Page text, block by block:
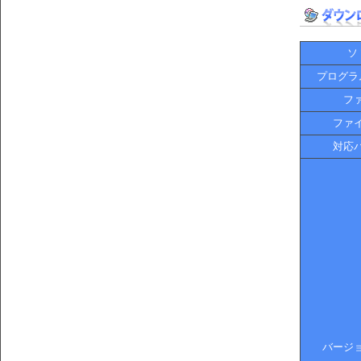
ソ
プログ
フ
ファ
対応
バージ